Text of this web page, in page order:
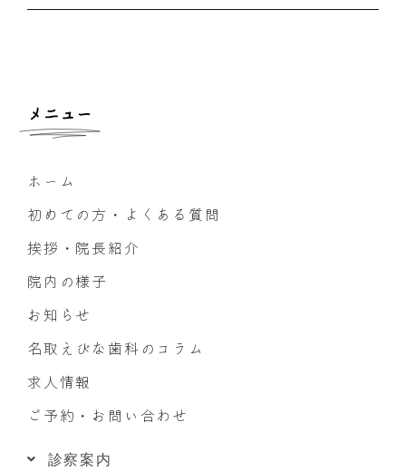
メニュー
ホーム
初めての方・よくある質問
挨拶・院長紹介
院内の様子
お知らせ
名取えびな歯科のコラム
求人情報
ご予約・お問い合わせ
診察案内